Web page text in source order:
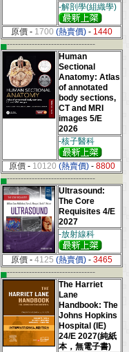
-解剖學(組織學)
原價 - 1700 (熱賣價) - 1440
▄--------------------------------
Human
Sectional
Anatomy: Atlas
of annotated
body sections,
CT and MRI
images 5/E
2026
-核子醫科
原價 - 10120 (熱賣價) - 8800
▄--------------------------------
Ultrasound:
The Core
Requisites 4/E
2027
-放射線科
原價 - 4125 (熱賣價) - 3465
▄--------------------------------
The Harriet
Lane
Handbook: The
Johns Hopkins
Hospital (IE)
24/E 2027(純紙
本，無電子書)